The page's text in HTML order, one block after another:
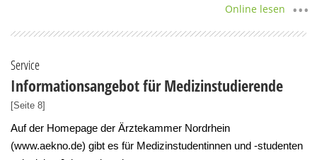
Online lesen
Service
Informationsangebot für Medizinstudierende
[Seite 8]
Auf der Homepage der Ärztekammer Nordrhein
(www.aekno.de) gibt es für Medizinstudentinnen und -studenten